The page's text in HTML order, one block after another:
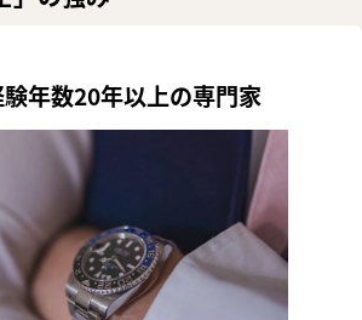
年数20年以上の専門家